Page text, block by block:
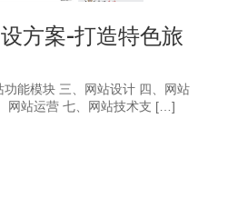
方案-打造特色旅
能模块 三、网站设计 四、网站
网站运营 七、网站技术支 […]